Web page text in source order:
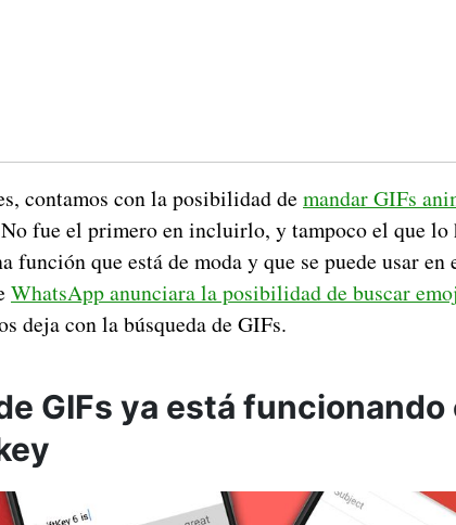
contamos con la posibilidad de mandar GIFs
No fue el primero en incluirlo, y tampoco el que lo
función que está de moda y que se puede usar en
WhatsApp anunciara la posibilidad de buscar
deja con la búsqueda de GIFs.
GIFs ya está funcionando